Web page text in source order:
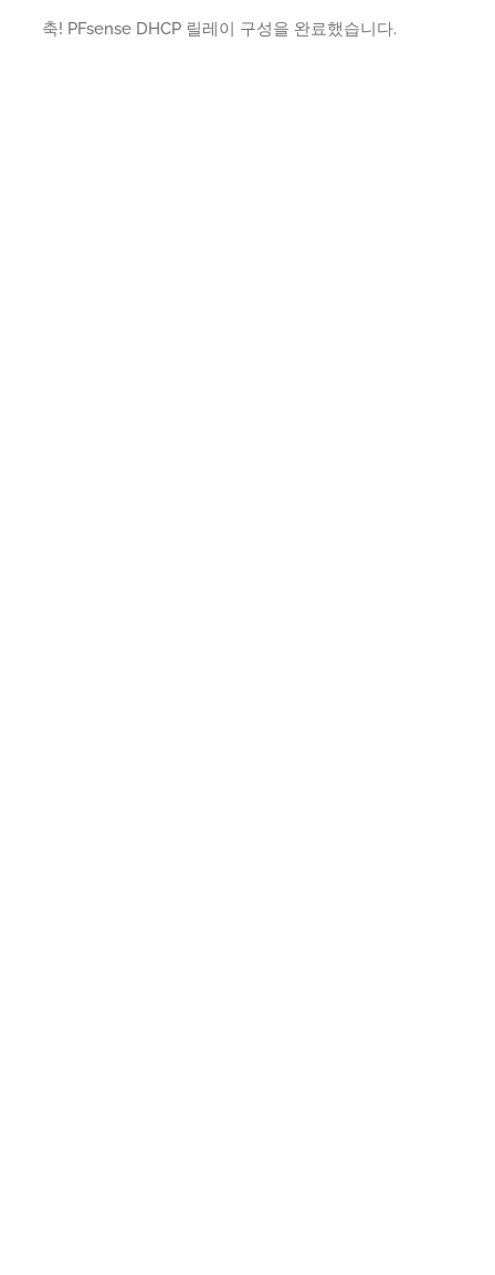
축! PFsense DHCP 릴레이 구성을 완료했습니다.